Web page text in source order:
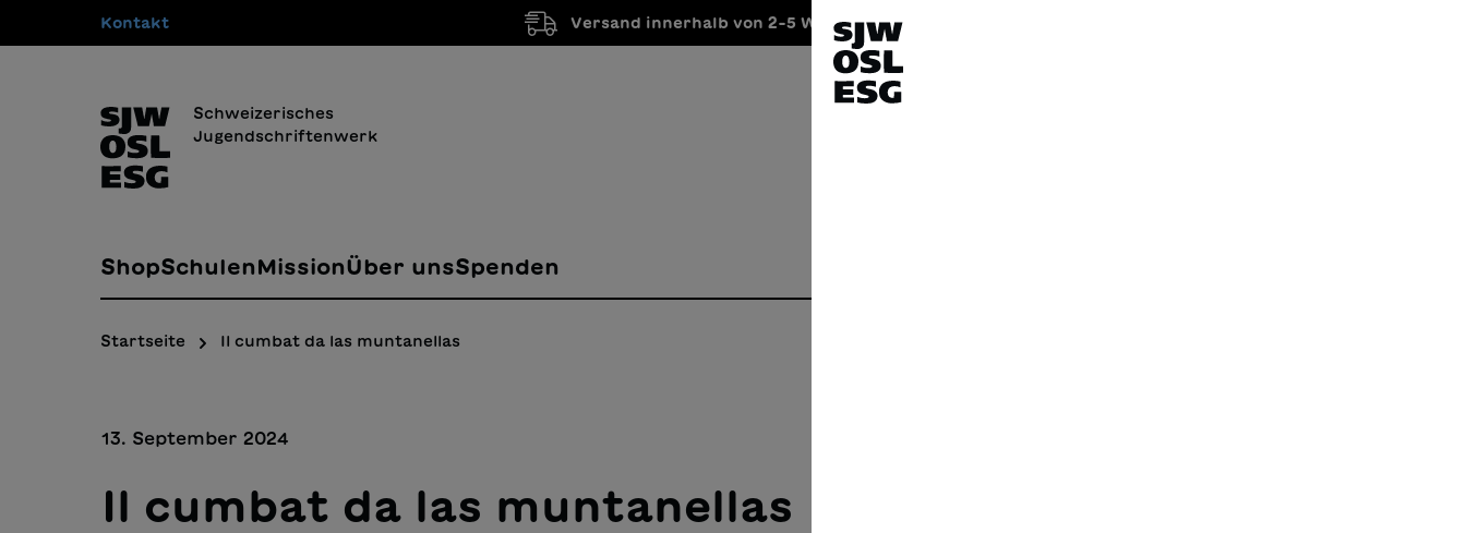
Zur Hauptnavigation springen
Kontakt Versand innerhalb von 2-5 Werktagen
Schweizerisches
Jugendschriftenwerk
ShopSchulen MissionÜber unsSpenden
Startseite Il cumbat da las muntanellas
13. September 2024
Il cumbat da las muntanellas